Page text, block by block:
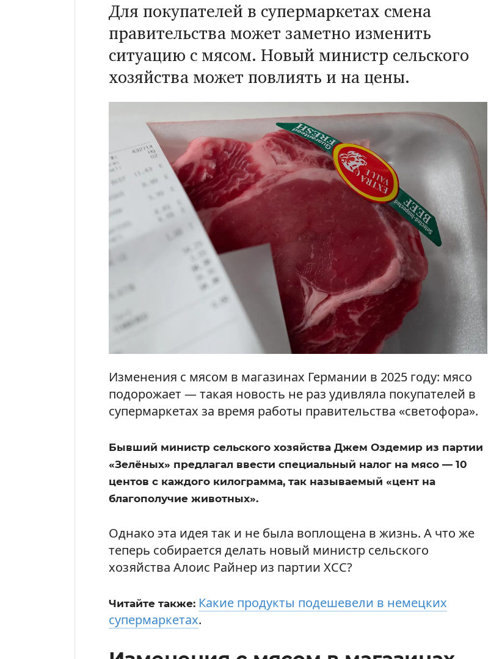
Для покупателей в супермаркетах смена
правительства может заметно изменить
ситуацию с мясом. Новый министр сельского
хозяйства может повлиять и на цены.
Изменения с мясом в магазинах Германии в 2025 году: мясо
подорожает — такая новость не раз удивляла покупателей в
супермаркетах за время работы правительства «светофора».
Бывший министр сельского хозяйства Джем Оздемир из партии
«Зелёных» предлагал ввести специальный налог на мясо — 10
центов с каждого килограмма, так называемый «цент на
благополучие животных».
Однако эта идея так и не была воплощена в жизнь. А что же
теперь собирается делать новый министр сельского
хозяйства Алоис Райнер из партии ХСС?
Читайте также: Какие продукты подешевели в немецких
супермаркетах.